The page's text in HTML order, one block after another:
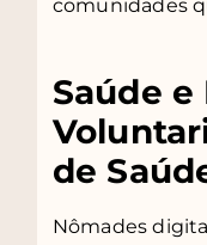
comunidades
Saúde
de
Nômades